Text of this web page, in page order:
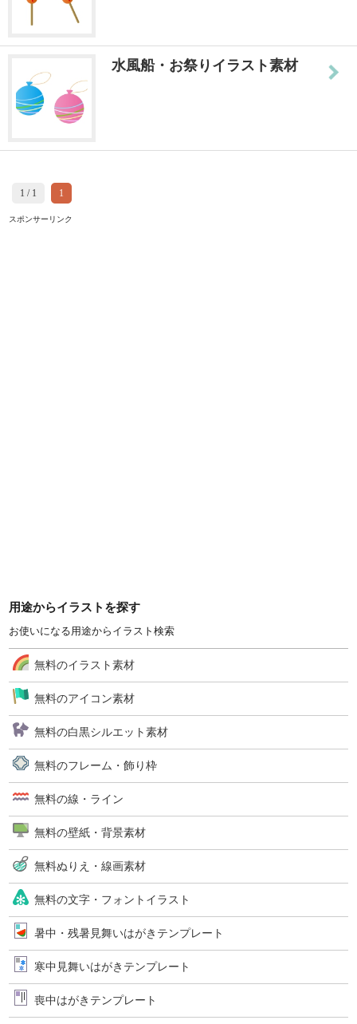
水風船・お祭りイラスト素材
1 / 1 1
スポンサーリンク
用途からイラストを探す
お使いになる用途からイラスト検索
無料のイラスト素材
無料のアイコン素材
無料の白黒シルエット素材
無料のフレーム・飾り枠
無料の線・ライン
無料の壁紙・背景素材
無料ぬりえ・線画素材
無料の文字・フォントイラスト
暑中・残暑見舞いはがきテンプレート
寒中見舞いはがきテンプレート
喪中はがきテンプレート